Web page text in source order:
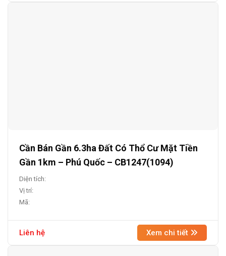
Cần Bán Gần 6.3ha Đất Có Thổ Cư Mặt Tiền
Gần 1km – Phú Quốc – CB1247(1094)
Diện tích:
Vị trí:
Mã:
Liên hệ Xem chi tiết